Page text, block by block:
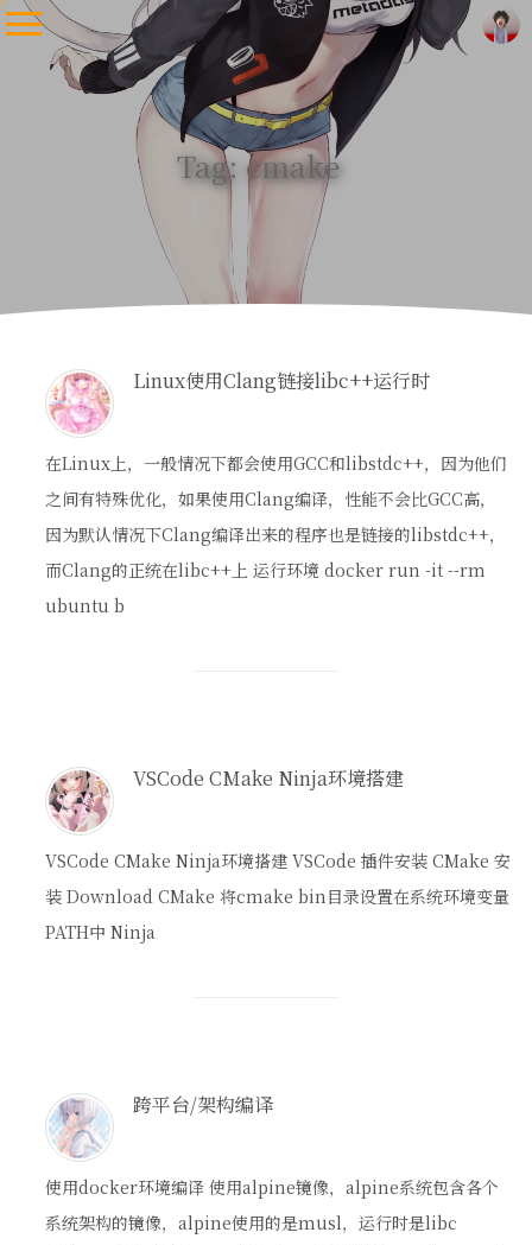
Tag: cmake
Linux使用Clang链接libc++运行时
在Linux上，一般情况下都会使用GCC和libstdc++，因为他们
之间有特殊优化，如果使用Clang编译，性能不会比GCC高，
因为默认情况下Clang编译出来的程序也是链接的libstdc++，
而Clang的正统在libc++上 运行环境 docker run -it --rm
ubuntu b
VSCode CMake Ninja环境搭建
VSCode CMake Ninja环境搭建 VSCode 插件安装 CMake 安
装 Download CMake 将cmake bin目录设置在系统环境变量
PATH中 Ninja
跨平台/架构编译
使用docker环境编译 使用alpine镜像，alpine系统包含各个
系统架构的镜像，alpine使用的是musl，运行时是libc